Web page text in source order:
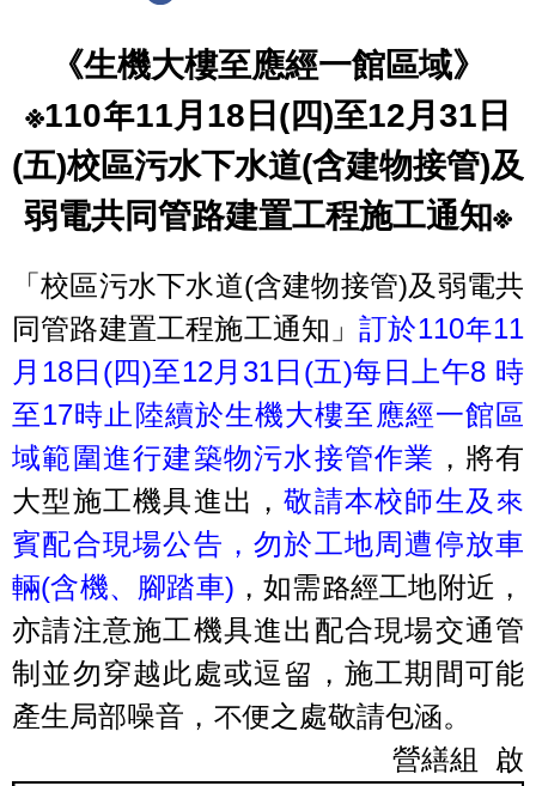
《生機大樓至應經一館區域》
※110年11月18日(四)至12月31日
(五)校區污水下水道(含建物接管)及
弱電共同管路建置工程施工通知※
「校區污水下水道(含建物接管)及弱電共
同管路建置工程施工通知」訂於110年11
月18日(四)至12月31日(五)每日上午8 時
至17時止陸續於生機大樓至應經一館區
域範圍進行建築物污水接管作業 ，將有
大型施工機具進出，敬請本校師生及來
賓配合現場公告，勿於工地周遭停放車
輛(含機、腳踏車) ，如需路經工地附近，
亦請注意施工機具進出配合現場交通管
制並勿穿越此處或逗留，施工期間可能
產生局部噪音，不便之處敬請包涵。
營繕組 啟